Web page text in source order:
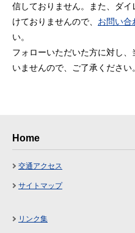
信しておりません。また、ダ
けておりませんので、 お問い合
い。
フォローいただいた方に対し
いませんので、ご了承ください。
Home
交通アクセス
サイトマップ
リンク集